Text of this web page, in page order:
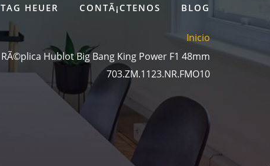
TAG HEUER CONTÃ¡CTENOS BLOG
Inicio
RÃ©plica Hublot Big Bang King Power F1 48mm
703.ZM.1123.NR.FMO10